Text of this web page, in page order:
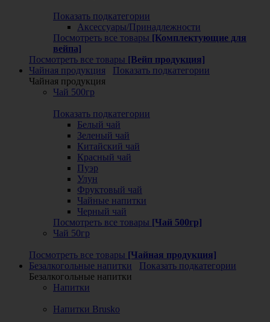
Показать подкатегории
Аксессуары/Принадлежности
Посмотреть все товары [Комплектующие для
вейпа]
Посмотреть все товары [Вейп продукция]
Чайная продукция
Показать подкатегории
Чайная продукция
Чай 500гр
Показать подкатегории
Белый чай
Зеленый чай
Китайский чай
Красный чай
Пуэр
Улун
Фруктовый чай
Чайные напитки
Черный чай
Посмотреть все товары [Чай 500гр]
Чай 50гр
Посмотреть все товары [Чайная продукция]
Безалкогольные напитки
Показать подкатегории
Безалкогольные напитки
Напитки
Напитки Brusko